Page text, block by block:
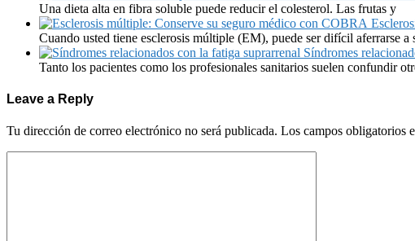
Una dieta alta en fibra soluble puede reducir el colesterol. Las frutas y
Cuando usted tiene esclerosis múltiple (EM), puede ser difícil aferrarse a
Síndromes
Tanto los pacientes como los profesionales sanitarios suelen confundir
Leave a Reply
Tu dirección de correo electrónico no será publicada. Los campos obligatorios